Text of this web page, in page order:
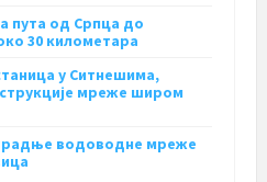
пута од Српца до
30 километара
у Ситнешима,
мреже широм
водоводне мреже